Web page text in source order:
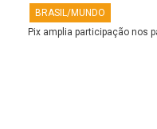
BRASIL/MUNDO
Pix amplia participação nos